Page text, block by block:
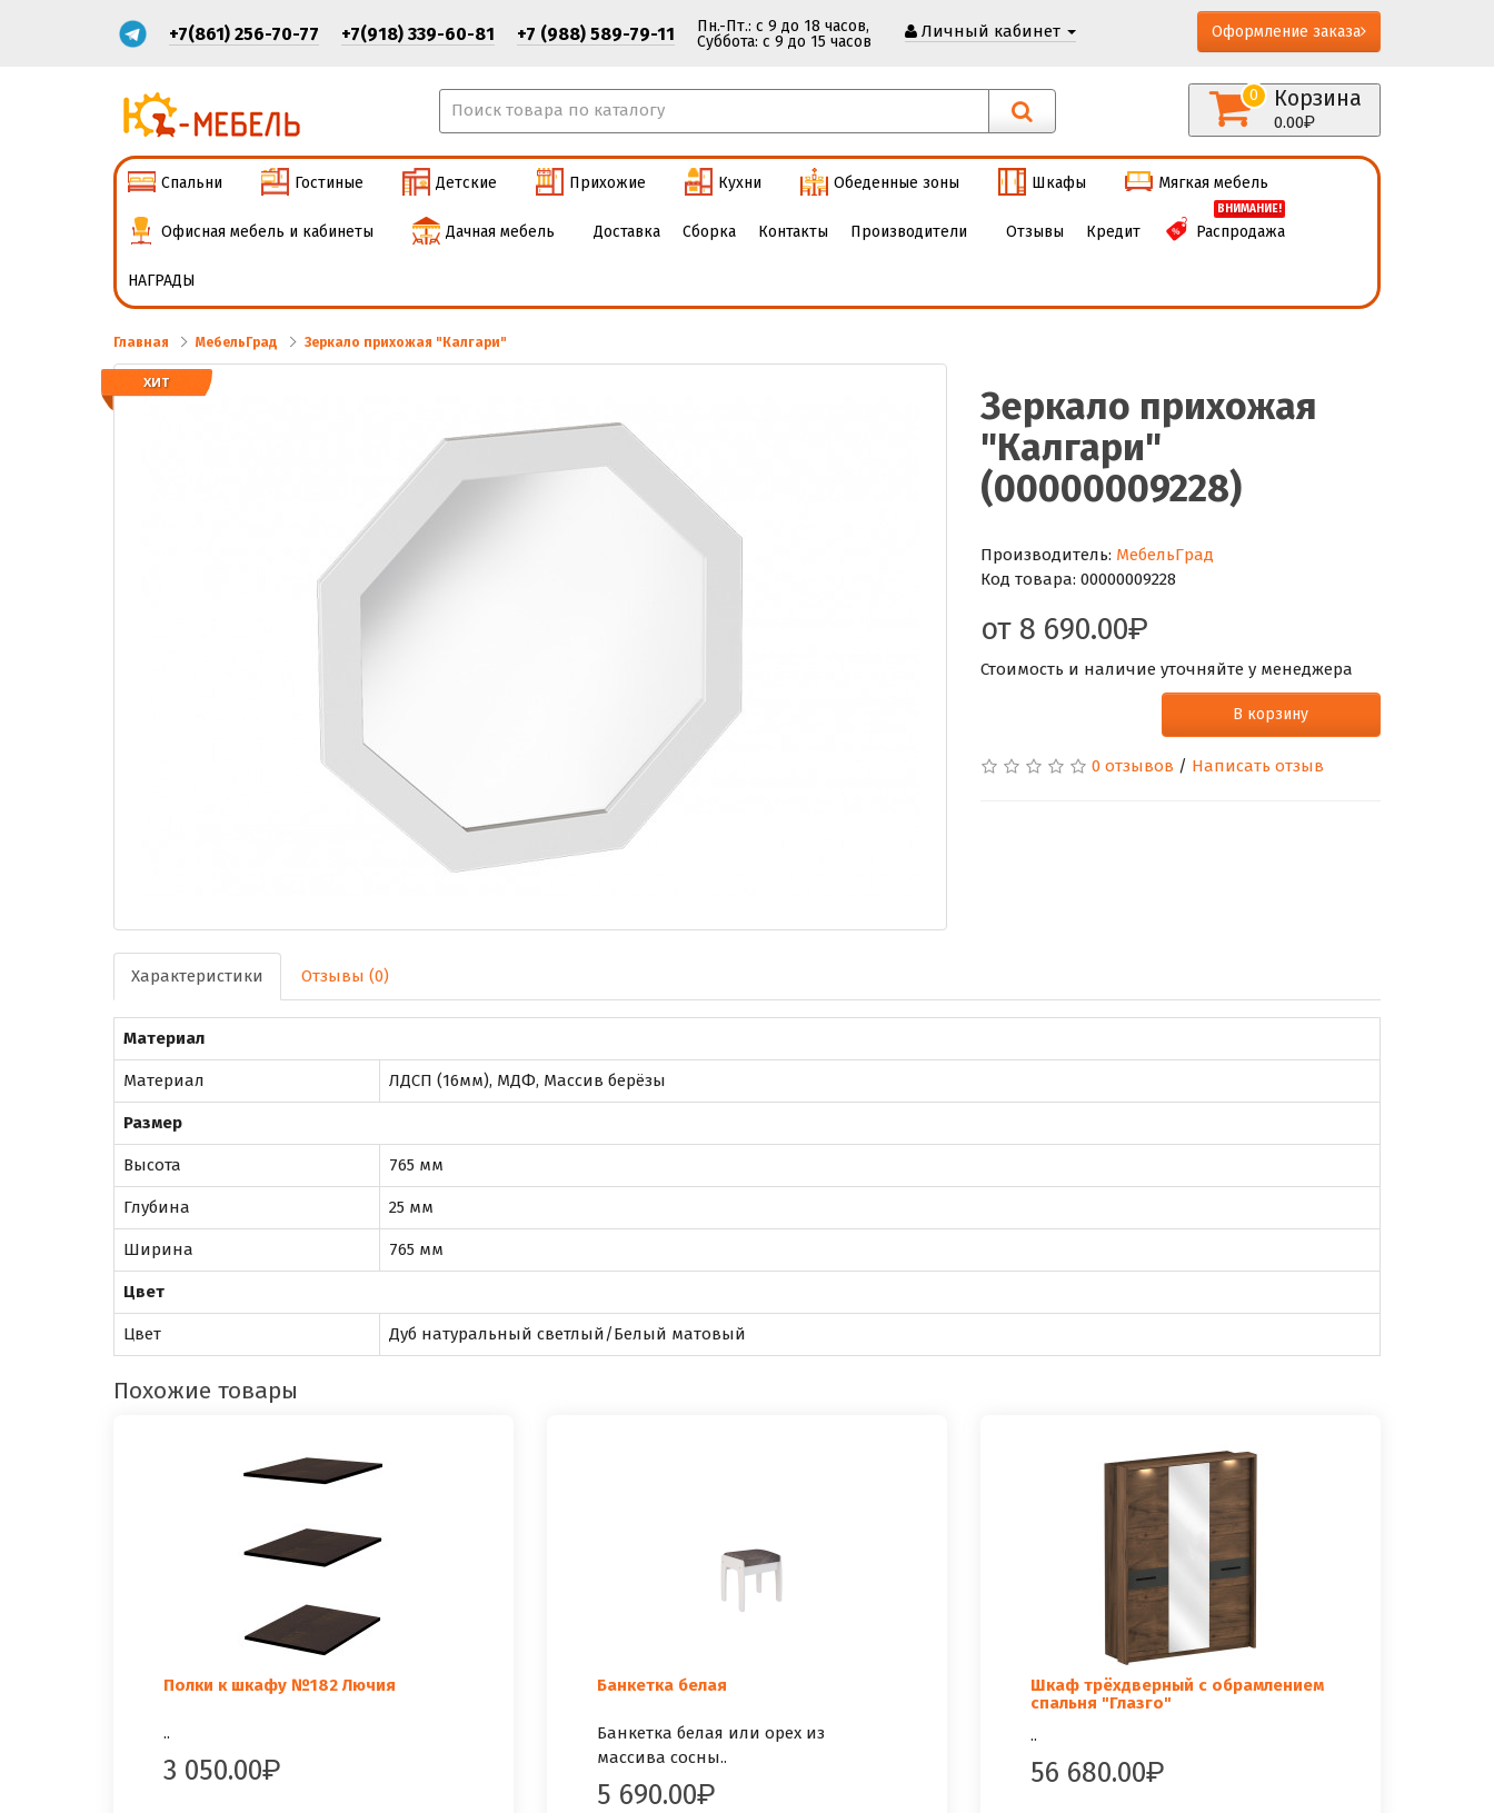
+7(861) 256-70-77 +7(918) 339-60-81 +7 (988) 589-79-11
Пн.-Пт.: с 9 до 18 часов,
Cуббота: с 9 до 15 часов
Личный кабинет Оформление заказа
Корзина
0
0.00
Спальни Гостиные Детские Прихожие Кухни Обеденные зоны Шкафы Мягкая мебель
Офисная мебель и кабинеты Дачная мебель Доставка Сборка Контакты Производители Отзывы Кредит
ВНИМАНИЕ!
Распродажа
НАГРАДЫ
Главная МебельГрад Зеркало прихожая "Калгари"
ХИТ
Зеркало прихожая
"Калгари"
(00000009228)
Производитель: МебельГрад
Код товара: 00000009228
от 8 690.00
Стоимость и наличие уточняйте у менеджера
В корзину
0 отзывов / Написать отзыв
Характеристики Отзывы (0)
Материал
Материал ЛДСП (16мм), МДФ, Массив берёзы
Размер
Высота 765 мм
Глубина 25 мм
Ширина 765 мм
Цвет
Цвет Дуб натуральный светлый/Белый матовый
Похожие товары
Полки к шкафу №182 Лючия
..
3 050.00
Банкетка белая
Банкетка белая или орех из
массива сосны..
5 690.00
Шкаф трёхдверный с обрамлением
спальня "Глазго"
..
56 680.00